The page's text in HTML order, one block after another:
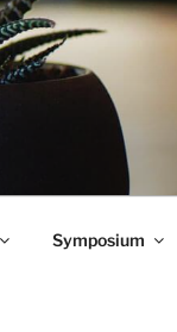
Symposium